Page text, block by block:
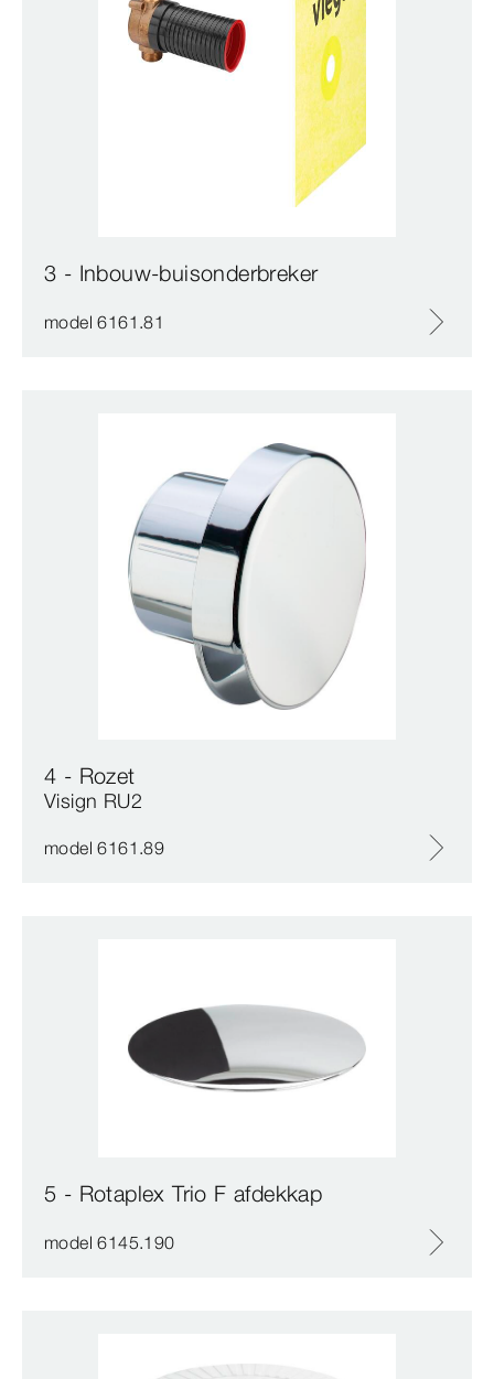
3 - Inbouw-buisonderbreker
model 6161.81
4 - Rozet
Visign RU2
model 6161.89
5 - Rotaplex Trio F afdekkap
model 6145.190